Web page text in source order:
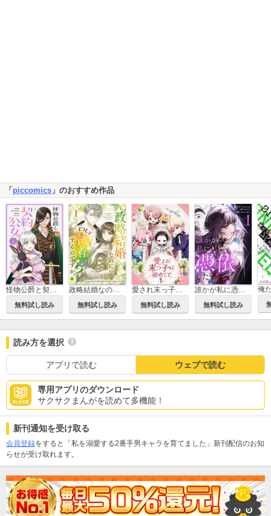
「piccomics 」のおすすめ作品
怪物公爵と契約公女
無料試し読み 無料試し読み 無料試し読み 無料試し読み
読み方を選択
アプリで読む ウェブで読む
専用アプリのダウンロード
サクサクまんがを読めて多機能！
新刊通知を受け取る
会員登録をすると「私を溺愛する2番手男キャラを育てました」新刊配信のお知
らせが受け取れます。